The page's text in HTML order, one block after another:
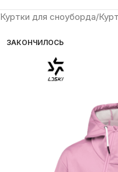
Куртки для сноуборда
ЗАКОНЧИЛОСЬ